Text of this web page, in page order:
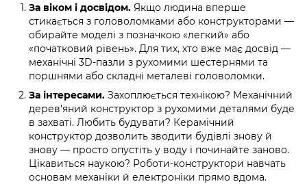
За віком і досвідом. Якщо людина вперше
стикається з головоломками або конструкторами —
обирайте моделі з позначкою «легкий» або
«початковий рівень». Для тих, хто вже має досвід —
механічні 3D-пазли з рухомими шестернями та
поршнями або складні металеві головоломки.
За інтересами. Захоплюється технікою? Механічний
дерев'яний конструктор з рухомими деталями буде
в захваті. Любить будувати? Керамічний
конструктор дозволить зводити будівлі знову й
знову — просто опустіть у воду і починайте заново.
Цікавиться наукою? Роботи-конструктори навчать
основам механіки й електроніки прямо вдома.